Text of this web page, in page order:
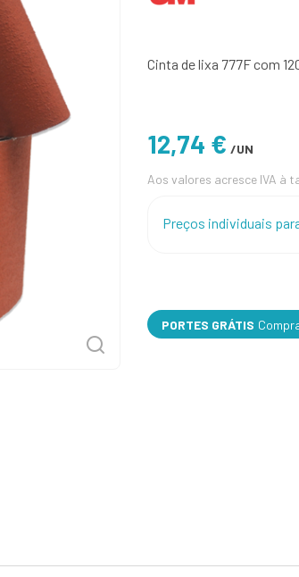
Cinta de lixa 777F com
12,74 € /UN
Aos valores acresce IVA à
Preços individuais
PORTES GRÁTIS